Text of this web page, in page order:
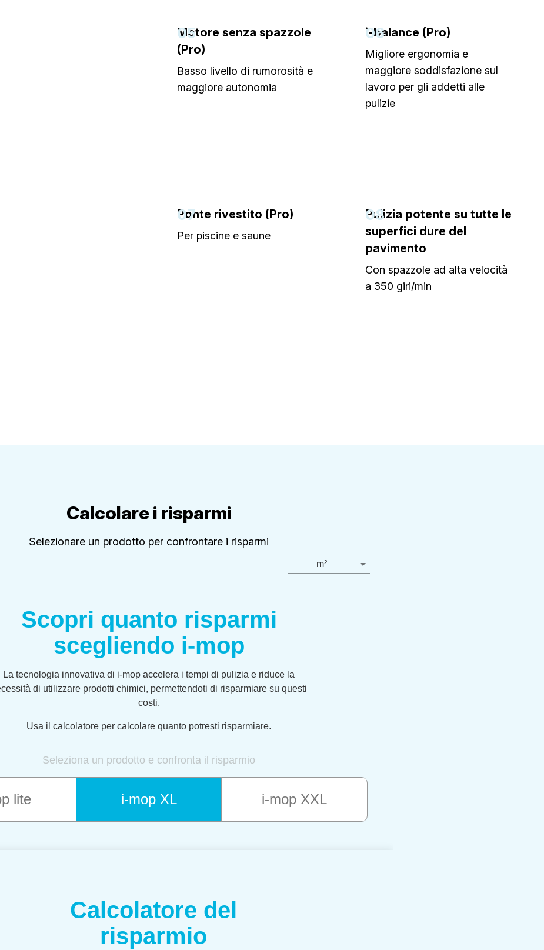
05
Motore senza spazzole
(Pro)
Basso livello di rumorosità e
maggiore autonomia
06
i-balance (Pro)
Migliore ergonomia e
maggiore soddisfazione sul
lavoro per gli addetti alle
pulizie
07
Ponte rivestito (Pro)
Per piscine e saune
08
Pulizia potente su tutte le
superfici dure del
pavimento
Con spazzole ad alta velocità
a 350 giri/min
Calcolare i risparmi
Selezionare un prodotto per confrontare i risparmi